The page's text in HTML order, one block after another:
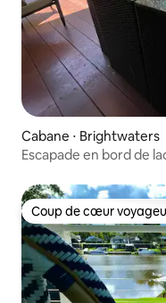
Cabane ⋅ Brightwaters
Escapade en bord de
Coup de cœur
Coup de cœur